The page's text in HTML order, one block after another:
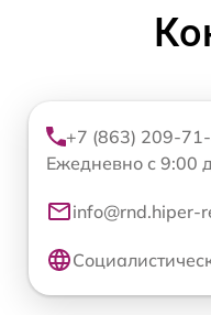
+7 (863) 209-
Ежедневно с 9:00
info@rnd.hiper-